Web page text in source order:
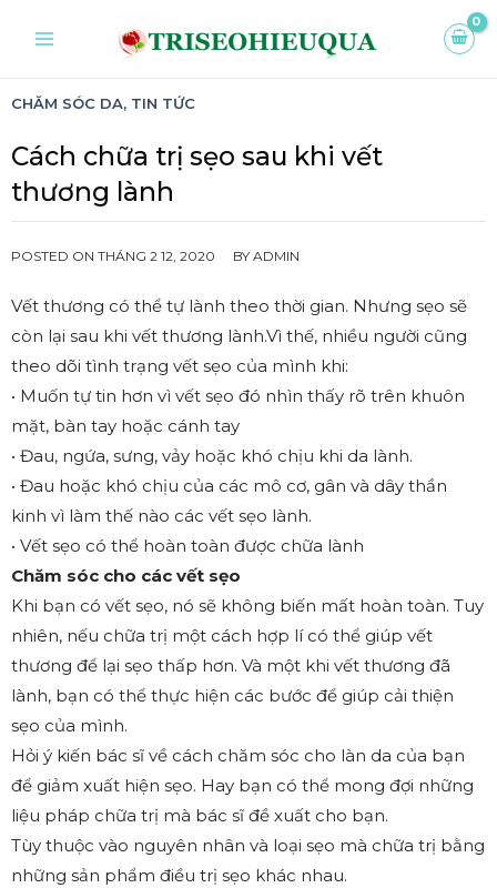
CHĂM SÓC DA, TIN TỨC
Cách chữa trị sẹo sau khi vết
thương lành
POSTED ON THÁNG 2 12, 2020 BY ADMIN
Vết thương có thể tự lành theo thời gian. Nhưng sẹo sẽ
còn lại sau khi vết thương lành.Vì thế, nhiều người cũng
theo dõi tình trạng vết sẹo của mình khi:
• Muốn tự tin hơn vì vết sẹo đó nhìn thấy rõ trên khuôn
mặt, bàn tay hoặc cánh tay
• Đau, ngứa, sưng, vảy hoặc khó chịu khi da lành.
• Đau hoặc khó chịu của các mô cơ, gân và dây thần
kinh vì làm thế nào các vết sẹo lành.
• Vết sẹo có thể hoàn toàn được chữa lành
Chăm sóc cho các vết sẹo
Khi bạn có vết sẹo, nó sẽ không biến mất hoàn toàn. Tuy
nhiên, nếu chữa trị một cách hợp lí có thể giúp vết
thương để lại sẹo thấp hơn. Và một khi vết thương đã
lành, bạn có thể thực hiện các bước để giúp cải thiện
sẹo của mình.
Hỏi ý kiến bác sĩ về cách chăm sóc cho làn da của bạn
để giảm xuất hiện sẹo. Hay bạn có thể mong đợi những
liệu pháp chữa trị mà bác sĩ đề xuất cho bạn.
Tùy thuộc vào nguyên nhân và loại sẹo mà chữa trị bằng
những sản phẩm điều trị sẹo khác nhau.